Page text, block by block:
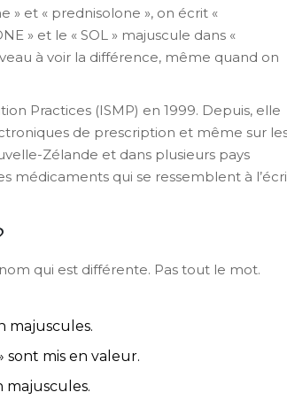
» et « prednisolone », on écrit «
» et le « SOL » majuscule dans «
à voir la différence, même quand on
Practices (ISMP) en 1999. Depuis, elle
de prescription et même sur
Zélande et dans plusieurs pays
médicaments qui se ressemblent à
qui est différente. Pas tout le mot.
majuscules.
sont mis en valeur.
majuscules.